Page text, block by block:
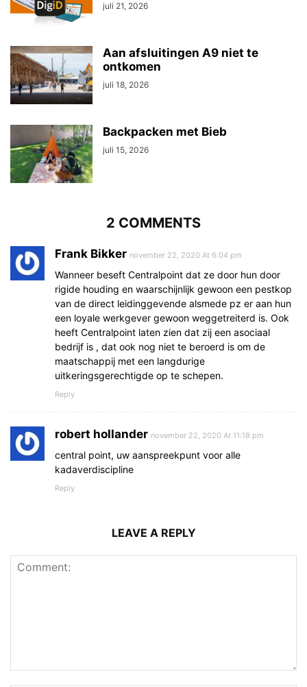
juli 21, 2026
Aan afsluitingen A9 niet te
ontkomen
juli 18, 2026
Backpacken met Bieb
juli 15, 2026
2 COMMENTS
Frank Bikker november 22, 2020 At 6:04 pm
Wanneer beseft Centralpoint dat ze door hun door
rigide houding en waarschijnlijk gewoon een pestkop
van de direct leidinggevende alsmede pz er aan hun
een loyale werkgever gewoon weggetreiterd is. Ook
heeft Centralpoint laten zien dat zij een asociaal
bedrijf is , dat ook nog niet te beroerd is om de
maatschappij met een langdurige
uitkeringsgerechtigde op te schepen.
Reply
robert hollander november 22, 2020 At 11:18 pm
central point, uw aanspreekpunt voor alle
kadaverdiscipline
Reply
LEAVE A REPLY